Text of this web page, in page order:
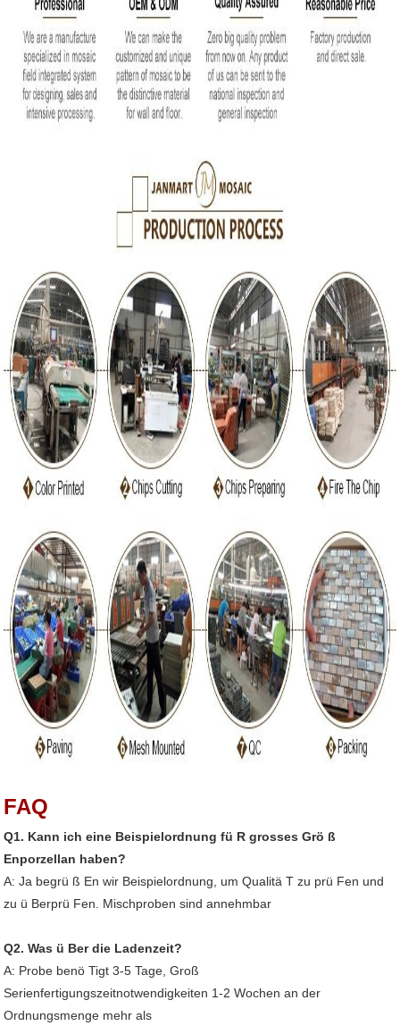
FAQ
Q1. Kann ich eine Beispielordnung fü R grosses Grö ß
Enporzellan haben?
A: Ja begrü ß En wir Beispielordnung, um Qualitä T zu prü Fen und
zu ü Berprü Fen. Mischproben sind annehmbar
Q2. Was ü Ber die Ladenzeit?
A: Probe benö Tigt 3-5 Tage, Groß
Serienfertigungszeitnotwendigkeiten 1-2 Wochen an der
Ordnungsmenge mehr als